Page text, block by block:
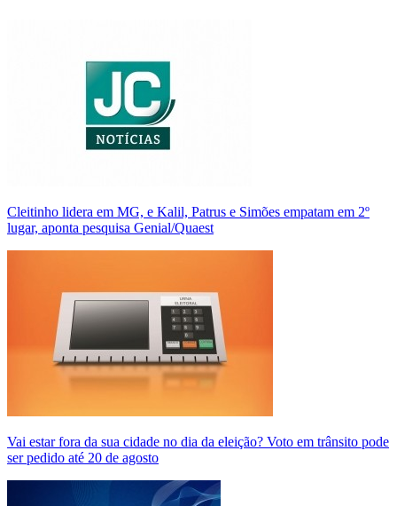
Cleitinho lidera em MG, e Kalil, Patrus e Simões empatam em 2º
lugar, aponta pesquisa Genial/Quaest
Vai estar fora da sua cidade no dia da eleição? Voto em trânsito pode
ser pedido até 20 de agosto